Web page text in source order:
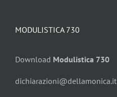
MODULISTICA 730
Download Modulistica 730
dichiarazioni@dellamonica.it